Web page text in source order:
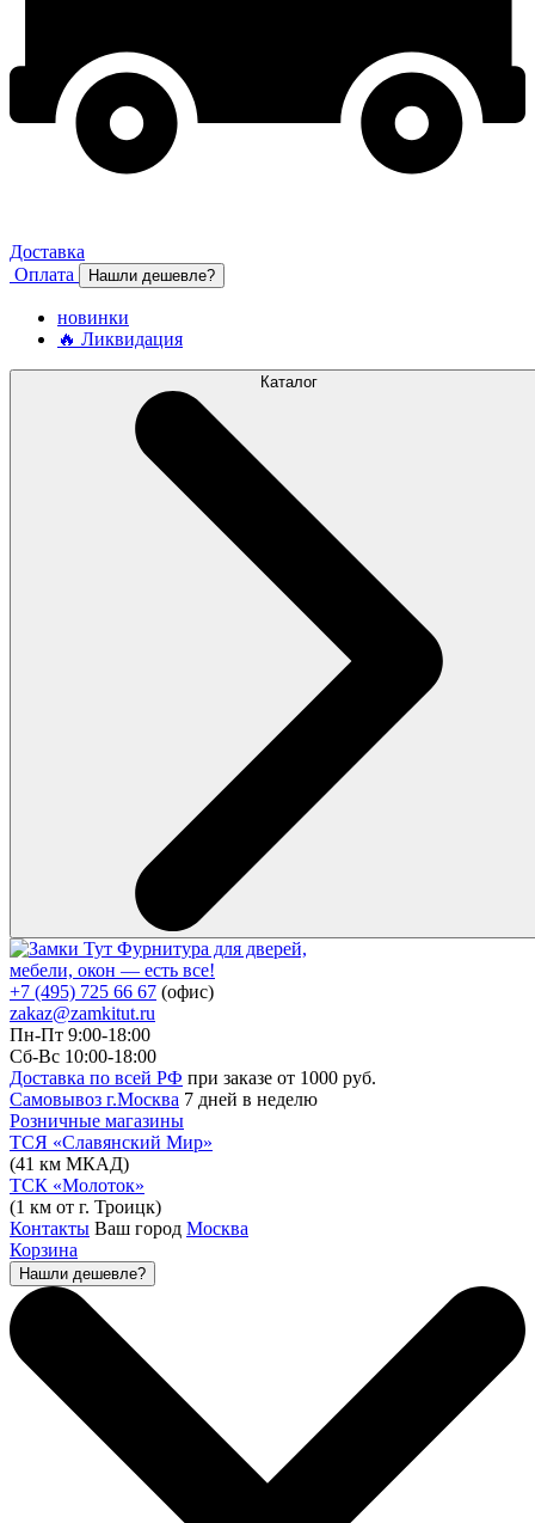
Доставка
Оплата
Нашли дешевле?
новинки
🔥 Ликвидация
Каталог
Фурнитура для дверей,
мебели, окон — есть все!
+7 (495) 725 66 67 (офис)
zakaz@zamkitut.ru
Пн-Пт 9:00-18:00
Сб-Вс 10:00-18:00
Доставка по всей РФ при заказе от 1000 руб.
Самовывоз г.Москва 7 дней в неделю
Розничные магазины
ТСЯ «Славянский Мир»
(41 км МКАД)
ТСК «Молоток»
(1 км от г. Троицк)
Контакты Ваш город Москва
Корзина
Нашли дешевле?